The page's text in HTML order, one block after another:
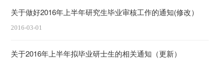
关于做好2016年上半年研究生毕业审核工作的通知(修改）
2016-03-01
关于2016年上半年拟毕业研士生的相关通知（更新）